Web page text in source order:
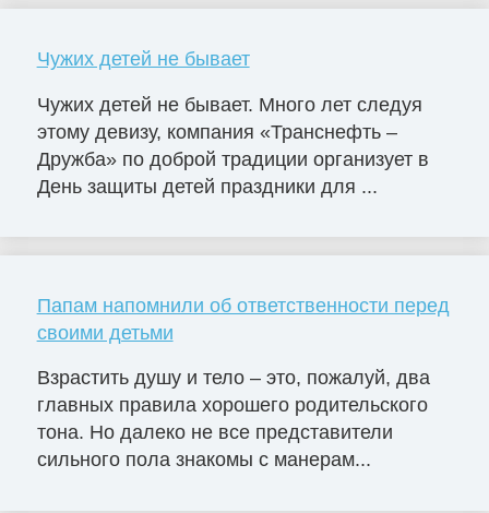
Чужих детей не бывает
Чужих детей не бывает. Много лет следуя
этому девизу, компания «Транснефть –
Дружба» по доброй традиции организует в
День защиты детей праздники для ...
Папам напомнили об ответственности перед
своими детьми
Взрастить душу и тело – это, пожалуй, два
главных правила хорошего родительского
тона. Но далеко не все представители
сильного пола знакомы с манерам...